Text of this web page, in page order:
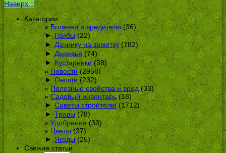
Наверх ↑
Категории
Болезни и вредители(36)
► Грибы(22)
► Дачнику на заметку(782)
► Деревья (74)
► Кустарники(38)
Новости(2958)
► Овощи (232)
Полезные свойства и вред(33)
Садовый инвентарь(18)
► Советы строителю(1712)
► Травы(78)
Удобрения(33)
Цветы(37)
► Ягоды(25)
Свежие статьи